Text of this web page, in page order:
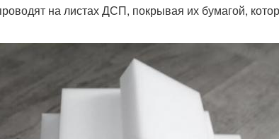
на листах ДСП, покрывая их бумагой,